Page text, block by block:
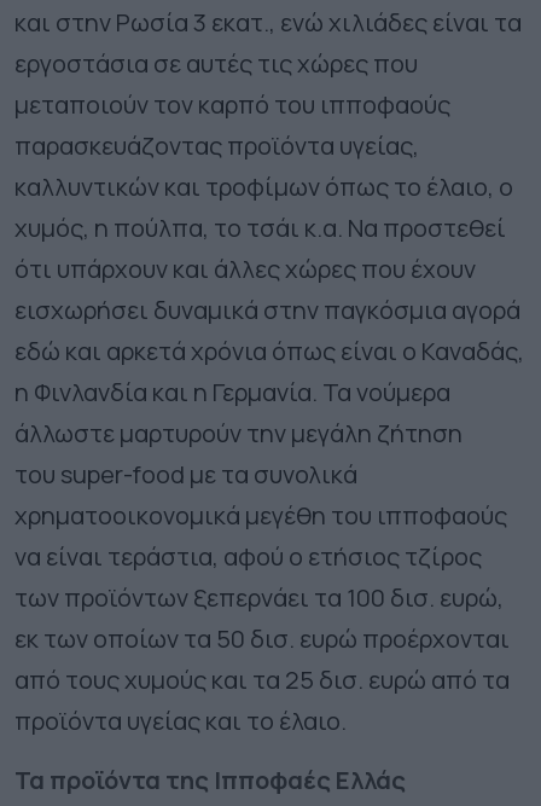
και στην Ρωσία 3 εκατ., ενώ χιλιάδες είναι τα
εργοστάσια σε αυτές τις χώρες που
μεταποιούν τον καρπό του ιπποφαούς
παρασκευάζοντας προϊόντα υγείας,
καλλυντικών και τροφίμων όπως το έλαιο, ο
χυμός, η πούλπα, το τσάι κ.α. Να προστεθεί
ότι υπάρχουν και άλλες χώρες που έχουν
εισχωρήσει δυναμικά στην παγκόσμια αγορά
εδώ και αρκετά χρόνια όπως είναι ο Καναδάς,
η Φινλανδία και η Γερμανία. Τα νούμερα
άλλωστε μαρτυρούν την μεγάλη ζήτηση
του super-food με τα συνολικά
χρηματοοικονομικά μεγέθη του ιπποφαούς
να είναι τεράστια, αφού ο ετήσιος τζίρος
των προϊόντων ξεπερνάει τα 100 δισ. ευρώ,
εκ των οποίων τα 50 δισ. ευρώ προέρχονται
από τους χυμούς και τα 25 δισ. ευρώ από τα
προϊόντα υγείας και το έλαιο.
Τα προϊόντα της Ιπποφαές Ελλάς